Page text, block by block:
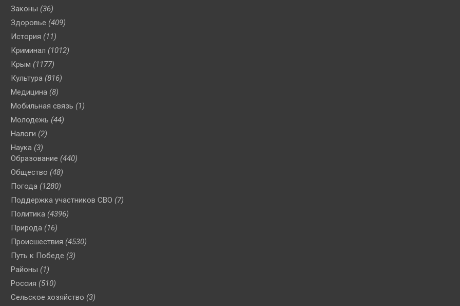
Законы (36)
Здоровье (409)
История (11)
Криминал (1012)
Крым (1177)
Культура (816)
Медицина (8)
Мобильная связь (1)
Молодежь (44)
Налоги (2)
Наука (3)
Образование (440)
Общество (48)
Погода (1280)
Поддержка участников СВО (7)
Политика (4396)
Природа (16)
Происшествия (4530)
Путь к Победе (3)
Районы (1)
Россия (510)
Сельское хозяйство (3)